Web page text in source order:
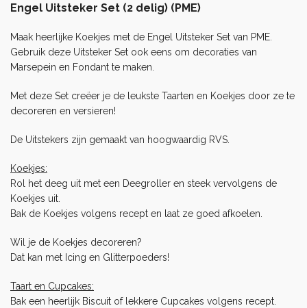
Engel Uitsteker Set (2 delig) (PME)
Maak heerlijke Koekjes met de Engel Uitsteker Set van PME.
Gebruik deze Uitsteker Set ook eens om decoraties van
Marsepein en Fondant te maken.
Met deze Set creëer je de leukste Taarten en Koekjes door ze te
decoreren en versieren!
De Uitstekers zijn gemaakt van hoogwaardig RVS.
Koekjes:
Rol het deeg uit met een Deegroller en steek vervolgens de
Koekjes uit.
Bak de Koekjes volgens recept en laat ze goed afkoelen.
Wil je de Koekjes decoreren?
Dat kan met Icing en Glitterpoeders!
Taart en Cupcakes:
Bak een heerlijk Biscuit of lekkere Cupcakes volgens recept.